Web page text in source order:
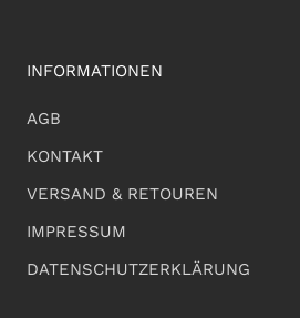
INFORMATIONEN
AGB
KONTAKT
VERSAND & RETOUREN
IMPRESSUM
DATENSCHUTZERKLÄRUNG